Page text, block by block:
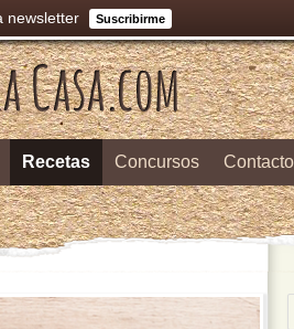
newsletter Suscribirme
Recetas Concursos Contacto